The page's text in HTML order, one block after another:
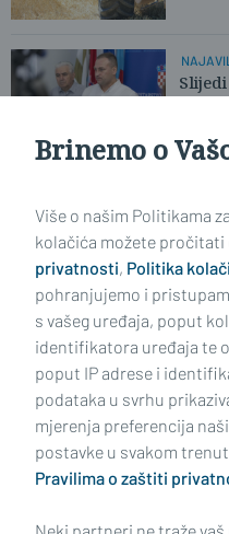
Impressum Uvjeti korištenja
Politika kolačića Kontakt
Brinemo o
Više o našim Politikama
kolačića možete pročitati
privatnosti, Politika
pohranjujemo i
s vašeg uređaja, poput
identifikatora uređaja te
poput IP adrese i
podataka u svrhu
mjerenja preferencija
postavke u svakom
Pravilima o zaštiti